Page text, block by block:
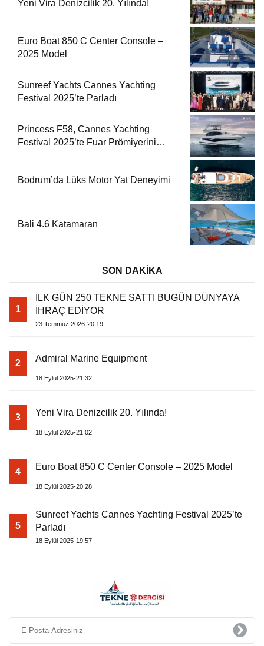
Yeni Vira Denizcilik 20. Yılında!
Euro Boat 850 C Center Console –
2025 Model
Sunreef Yachts Cannes Yachting
Festival 2025’te Parladı
Princess F58, Cannes Yachting
Festival 2025’te Fuar Prömiyerini
Bodrum’da Lüks Motor Yat Deneyimi
Bali 4.6 Katamaran
SON DAKİKA
1
İLK GÜN 250 TEKNE SATTI BUGÜN DÜNYAYA
İHRAÇ EDİYOR
23 Temmuz 2026-20:19
2 Admiral Marine Equipment
18 Eylül 2025-21:32
3 Yeni Vira Denizcilik 20. Yılında!
18 Eylül 2025-21:02
4 Euro Boat 850 C Center Console – 2025 Model
18 Eylül 2025-20:28
5
Sunreef Yachts Cannes Yachting Festival 2025’te
Parladı
18 Eylül 2025-19:57